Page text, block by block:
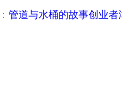
管道与水桶的故事创业者